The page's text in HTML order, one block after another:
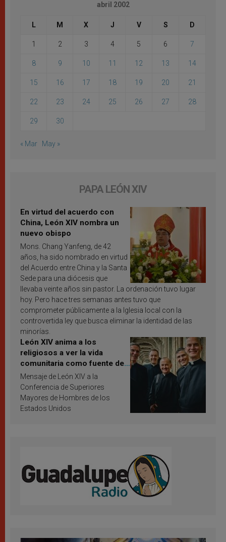
abril 2002
L M X J V S D
1 2 3 4 5 6 7
8 9 10 11 12 13 14
15 16 17 18 19 20 21
22 23 24 25 26 27 28
29 30
« Mar May »
PAPA LEÓN XIV
En virtud del acuerdo con
China, León XIV nombra un
nuevo obispo
Mons. Chang Yanfeng, de 42
años, ha sido nombrado en virtud
del Acuerdo entre China y la Santa
Sede para una diócesis que
llevaba veinte años sin pastor. La ordenación tuvo lugar
hoy. Pero hace tres semanas antes tuvo que
comprometer públicamente a la Iglesia local con la
controvertida ley que busca eliminar la identidad de las
minorías.
León XIV anima a los
religiosos a ver la vida
comunitaria como fuente de
inspiración y santificación
Mensaje de León XIV a la
Conferencia de Superiores
Mayores de Hombres de los
Estados Unidos